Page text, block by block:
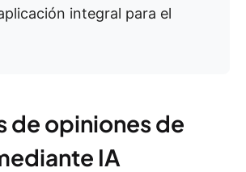
integral para el
de opiniones de
IA